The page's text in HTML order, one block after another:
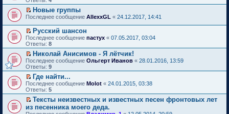
о
б
щ
е
н
и
ю
о
м
у
с
о
о
б
щ
е
н
и
ю
о
ч
и
т
а
н
н
о
м
у
с
о
о
б
щ
е
и
у
н
е
п
р
о
ч
и
т
а
н
н
о
м
у
с
о
о
б
р
в
о
м
у
н
е
п
р
о
ч
и
т
а
н
н
м
у
и
п
р
в
о
м
у
н
е
п
р
о
ч
и
а
р
е
й
и
к
п
е
р
в
о
м
у
н
е
п
о
П
р
е
й
т
и
к
п
е
р
в
о
м
н
е
Новые группы
Последнее сообщение AllexxGL « 24.12.2017, 14:41
П
е
р
е
й
т
и
к
п
е
р
о
Русский шансон
Последнее сообщение пастух « 07.05.2017, 03:04
Ответы: 8
П
е
р
й
т
и
п
Николай Анисимов - Я лётчик!
Последнее сообщение Ольгерт Иванов « 28.01.2016, 13:59
Ответы: 9
П
е
р
й
т
Где найти...
Последнее сообщение Molot « 24.01.2015, 03:38
Ответы: 5
П
е
Тексты неизвестных и известных песен фронтовых лет
из песенника моего деда.